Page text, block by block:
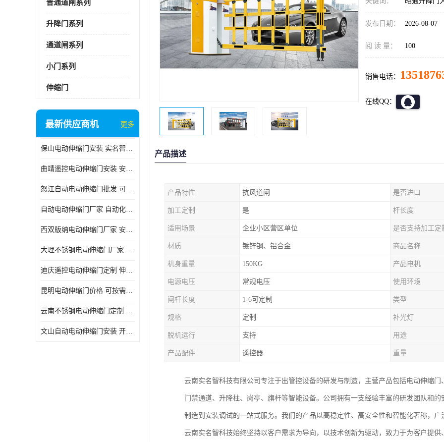
普通道闸系列
升降门系列
通道闸系列
小门系列
伸缩门
最新供应商机 更多
保山电动伸缩门安装 实名智科技 安全性高
曲靖遥控电动伸缩门安装 安全性高
怒江自动电动伸缩门批发 可按需定制
自动电动伸缩门厂家 自动化操作
西双版纳电动伸缩门厂家 安全性高
大理不锈钢电动伸缩门厂家 适合狭窄通道
迪庆遥控电动伸缩门定制 伸缩结构设计
昆明电动伸缩门价格 可按需定制
云南不锈钢电动伸缩门定制 自动化操作
文山自动电动伸缩门安装 开启后占用空间小
发布日期： 2026-08-07
阅 读 量： 100
销售电话：
在线QQ：
产品描述
产品特性 抗风道闸 是否进口
加工定制 是 杆长度
适用场景 企业小区营区单位 是否支持加工定
材质 镀锌钢、铝合金 商品名称
机身重量 150KG 产品电机
电源电压 常规电压 使用环境
闸杆长度 1-6可定制 类型
规格 定制 补光灯
脱机运行 支持 用途
产品配件 遥控器 重量
云南实名智科技有限公司专注于出管控设备的研发与制造，主营产品包括电动伸缩
门禁通道、升降柱、岗亭、旗杆等智能设备。公司拥有一支经验丰富的研发团队和
制造到安装调试的一站式服务。我们的产品以高稳定性、高安全性和智能化著称，
云南实名智科技始终坚持以客户需求为导向，以技术创新为驱动，致力于为客户提